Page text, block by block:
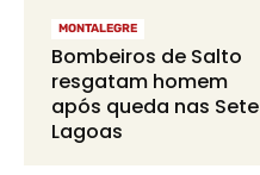
MONTALEGRE
Bombeiros de Salto
resgatam homem
após queda nas Sete
Lagoas